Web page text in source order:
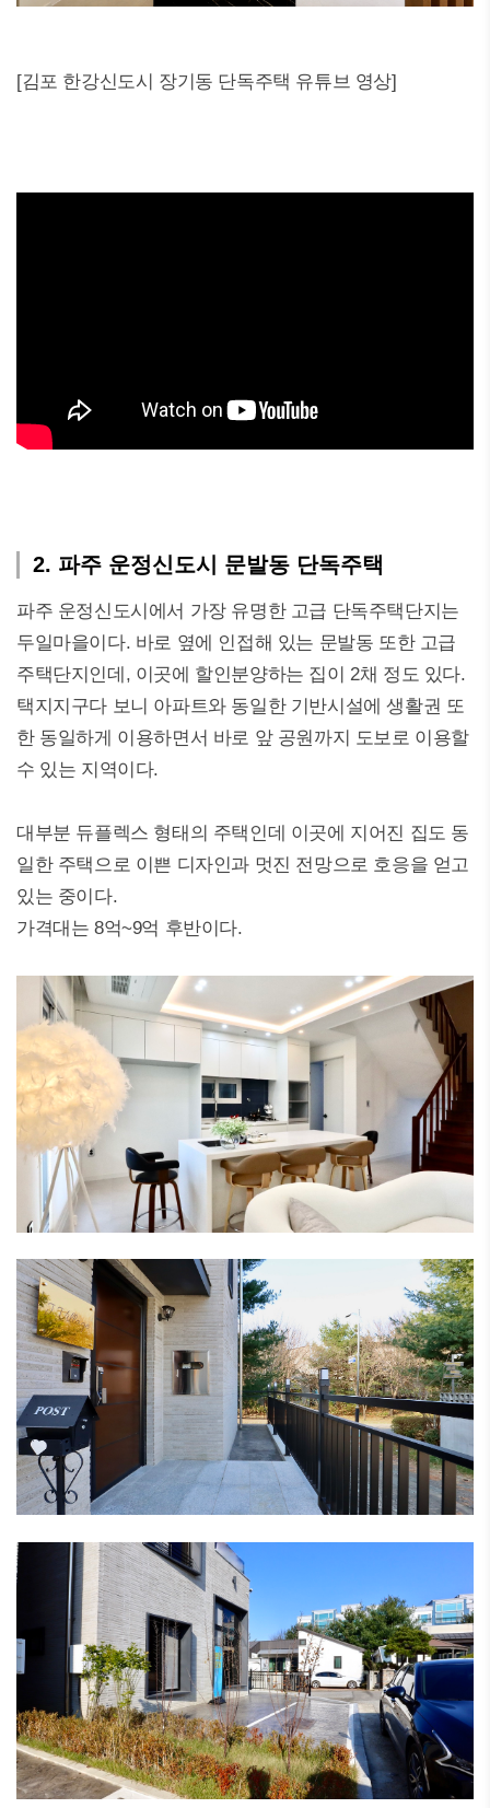
[김포 한강신도시 장기동 단독주택 유튜브 영상]
2. 파주 운정신도시 문발동 단독주택
파주 운정신도시에서 가장 유명한 고급 단독주택단지는
두일마을이다. 바로 옆에 인접해 있는 문발동 또한 고급
주택단지인데, 이곳에 할인분양하는 집이 2채 정도 있다.
택지지구다 보니 아파트와 동일한 기반시설에 생활권 또
한 동일하게 이용하면서 바로 앞 공원까지 도보로 이용할
수 있는 지역이다.
대부분 듀플렉스 형태의 주택인데 이곳에 지어진 집도 동
일한 주택으로 이쁜 디자인과 멋진 전망으로 호응을 얻고
있는 중이다.
가격대는 8억~9억 후반이다.